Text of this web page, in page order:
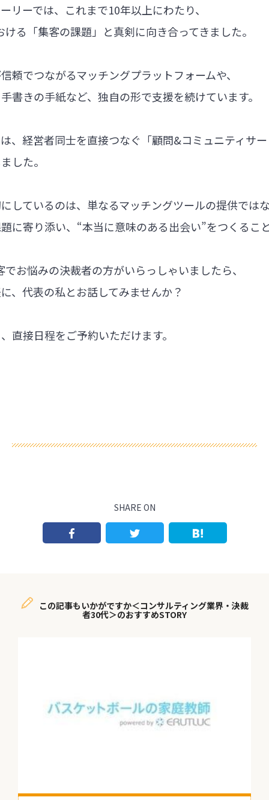
リーでは、これまで10年以上にわたり、
る「集客の課題」と真剣に向き合ってきました。
頼でつながるマッチングプラットフォームや、
書きの手紙など、独自の形で支援を続けています。
、経営者同士を直接つなぐ「顧問&コミュニティサ
した。
しているのは、単なるマッチングツールの提供では
に寄り添い、“本当に意味のある出会い”をつくるこ
お悩みの決裁者の方がいらっしゃいましたら、
、代表の私とお話してみませんか？
直接日程をご予約いただけます。
SHARE ON
この記事もいかがですか＜コンサルティング業界・決裁
者30代＞のおすすめSTORY